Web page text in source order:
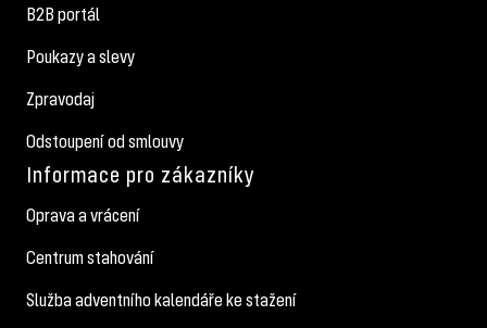
B2B portál
Poukazy a slevy
Zpravodaj
Odstoupení od smlouvy
Informace pro zákazníky
Oprava a vrácení
Centrum stahování
Služba adventního kalendáře ke stažení